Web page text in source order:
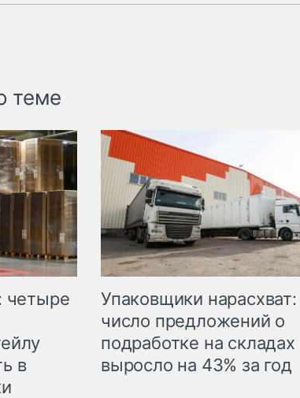
теме
четыре
в
Упаковщики нарасхват:
число предложений о
подработке на складах
выросло на 43% за год